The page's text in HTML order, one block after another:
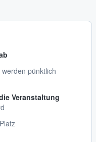
werden pünktlich
Veranstaltung